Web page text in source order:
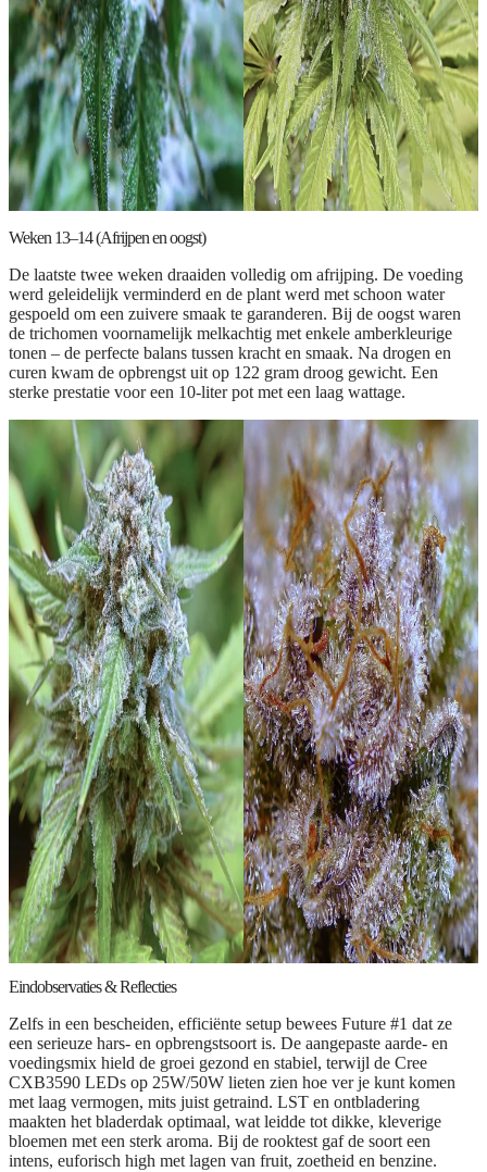
Weken 13–14 (Afrijpen en oogst)
De laatste twee weken draaiden volledig om afrijping. De voeding
werd geleidelijk verminderd en de plant werd met schoon water
gespoeld om een zuivere smaak te garanderen. Bij de oogst waren
de trichomen voornamelijk melkachtig met enkele amberkleurige
tonen – de perfecte balans tussen kracht en smaak. Na drogen en
curen kwam de opbrengst uit op 122 gram droog gewicht. Een
sterke prestatie voor een 10-liter pot met een laag wattage.
Eindobservaties & Reflecties
Zelfs in een bescheiden, efficiënte setup bewees Future #1 dat ze
een serieuze hars- en opbrengstsoort is. De aangepaste aarde- en
voedingsmix hield de groei gezond en stabiel, terwijl de Cree
CXB3590 LEDs op 25W/50W lieten zien hoe ver je kunt komen
met laag vermogen, mits juist getraind. LST en ontbladering
maakten het bladerdak optimaal, wat leidde tot dikke, kleverige
bloemen met een sterk aroma. Bij de rooktest gaf de soort een
intens, euforisch high met lagen van fruit, zoetheid en benzine.